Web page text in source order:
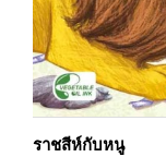
ราชสีห์กับหนู